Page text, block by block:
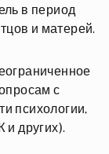
в период
и матерей.
с
психологии,
и других).